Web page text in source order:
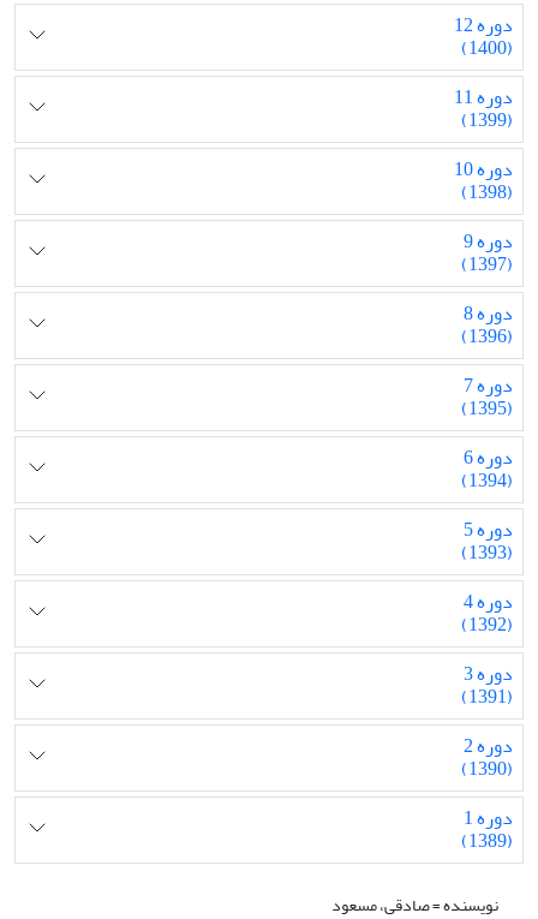
دوره 12
(1400)
دوره 11
(1399)
دوره 10
(1398)
دوره 9
(1397)
دوره 8
(1396)
دوره 7
(1395)
دوره 6
(1394)
دوره 5
(1393)
دوره 4
(1392)
دوره 3
(1391)
دوره 2
(1390)
دوره 1
(1389)
نویسنده =صادقی، مسعود